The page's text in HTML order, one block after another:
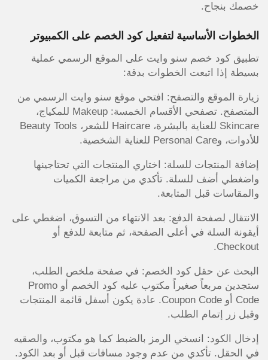
خصمك بنجاح.
الخطوات الأساسية لتفعيل كود الخصم على الكمبيوتر
تطبيق كود خصم سنو وايت على الموقع الرسمي عملية
بسيطة إذا اتبعت الخطوات بدقة:
زيارة الموقع والتصفح: افتحي موقع سنو وايت الرسمي من
المتصفح. تصفحي الأقسام الخمسة: Makeup للمكياج،
Skincare للعناية بالبشرة، Haircare للشعر، Beauty Tools
للأدوات، وPersonal Care للعناية الشخصية.
إضافة المنتجات للسلة: اختاري المنتجات التي تحتاجينها
واضغطي أضف للسلة. تأكدي من مراجعة الكميات
والمقاسات قبل المتابعة.
الانتقال لصفحة الدفع: بعد الانتهاء من التسوق، اضغطي على
أيقونة السلة في أعلى الصفحة، ثم متابعة للدفع أو
Checkout.
البحث عن حقل كود الخصم: في صفحة ملخص الطلب،
ستجدين مربعاً صغيراً مكتوب عليه كود الخصم أو Promo
Code أو Coupon Code. عادة يكون أسفل قائمة المنتجات
وقبل زر إتمام الطلب.
إدخال الكود: انسخي الرمز بالضبط كما هو مكتوب، والصقيه
في الحقل. تأكدي من عدم وجود مسافات قبل أو بعد الكود.